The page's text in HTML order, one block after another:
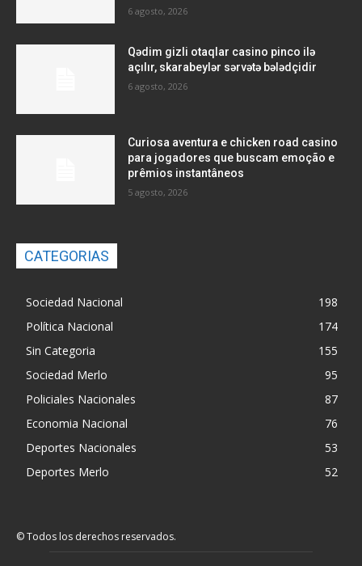
6 agosto, 2026
Qədim gizli otaqlar casino pinco ilə
açılır, skarabeylər sərvətə bələdçidir
6 agosto, 2026
Curiosa aventura e chicken road casino
para jogadores que buscam emoção e
prêmios instantâneos
5 agosto, 2026
CATEGORIAS
Sociedad Nacional
198
Política Nacional
174
Sin Categoria
155
Sociedad Merlo
95
Policiales Nacionales
87
Economia Nacional
76
Deportes Nacionales
53
Deportes Merlo
52
© Todos los derechos reservados.